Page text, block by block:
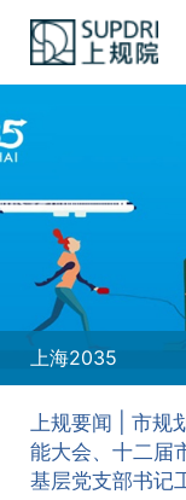
上海2035
上规要闻 | 市规
能大会、十二届
基层党支部书记